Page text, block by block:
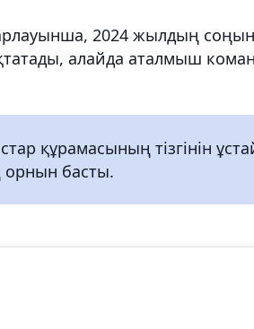
2024 жылдың
алайда аталмыш
құрамасының тізгінін
орнын басты.